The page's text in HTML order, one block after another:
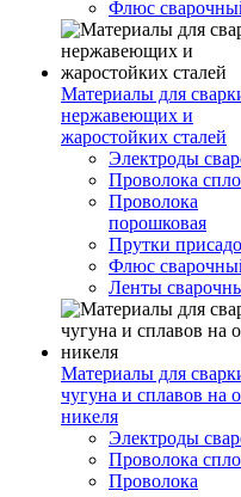
Флюс
Материалы для
нержавеющих и
жаростойких сталей
Электроды
Проволока
Проволока
порошковая
Прутки
Флюс
Ленты
Материалы для
чугуна и сплавов на
никеля
Электроды
Проволока
Проволока